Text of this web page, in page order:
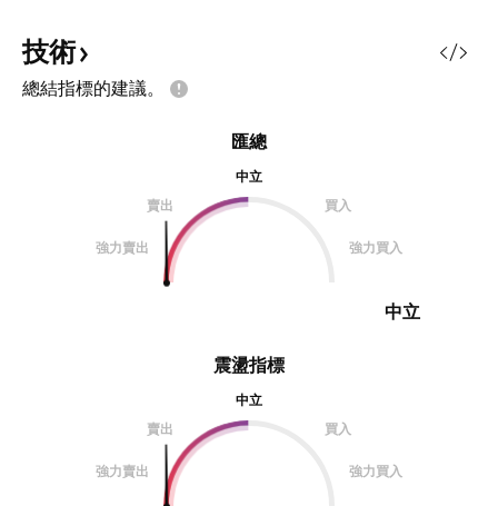
技術
總結指標的建議。
震盪指標
中立
賣出
買入
強力賣出 強力買入
匯總
中立
賣出
買入
強力賣出 強力買入
中立